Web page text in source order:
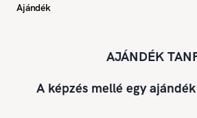
Ajándék
AJÁNDÉK
A képzés mellé egy